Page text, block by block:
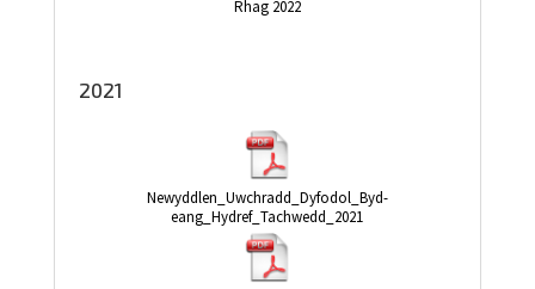
Rhag 2022
2021
Newyddlen_Uwchradd_Dyfodol_Byd-
eang_Hydref_Tachwedd_2021